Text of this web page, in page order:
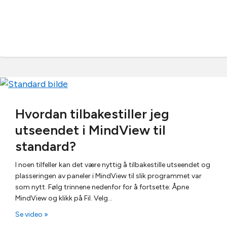
Hvordan tilbakestiller jeg
utseendet i MindView til
standard?
I noen tilfeller kan det være nyttig å tilbakestille utseendet og
plasseringen av paneler i MindView til slik programmet var
som nytt. Følg trinnene nedenfor for å fortsette: Åpne
MindView og klikk på Fil. Velg…
Se video »